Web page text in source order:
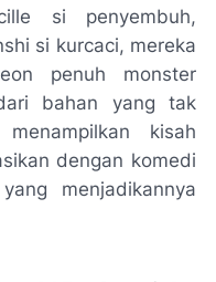
si penyembuh,
si kurcaci, mereka
penuh monster
bahan yang tak
kisah
dengan komedi
menjadikannya